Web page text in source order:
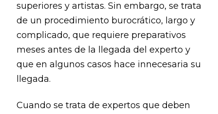
superiores y artistas. Sin embargo, se trata
de un procedimiento burocrático, largo y
complicado, que requiere preparativos
meses antes de la llegada del experto y
que en algunos casos hace innecesaria su
llegada.
Cuando se trata de expertos que deben